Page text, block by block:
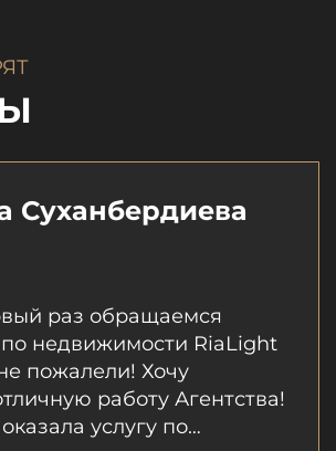
Суханбердиева
раз обращаемся
по недвижимости RiaLight
пожалели! Хочу
работу Агентства!
услугу по